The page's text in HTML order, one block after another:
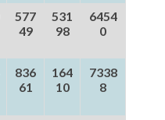
577
49
531
98
6454
0
836
61
164
10
7338
8